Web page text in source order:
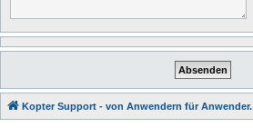
Kopter Support - von Anwendern für Anwender.